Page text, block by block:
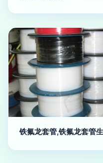
铁氟龙套管,铁氟龙套管